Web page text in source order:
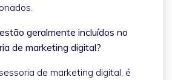
geralmente incluídos no
de marketing digital?
de marketing digital, é